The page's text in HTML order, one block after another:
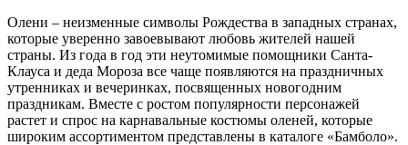
Олени – неизменные символы Рождества в западных странах,
которые уверенно завоевывают любовь жителей нашей
страны. Из года в год эти неутомимые помощники Санта-
Клауса и деда Мороза все чаще появляются на праздничных
утренниках и вечеринках, посвященных новогодним
праздникам. Вместе с ростом популярности персонажей
растет и спрос на карнавальные костюмы оленей, которые
широким ассортиментом представлены в каталоге «Бамболо».